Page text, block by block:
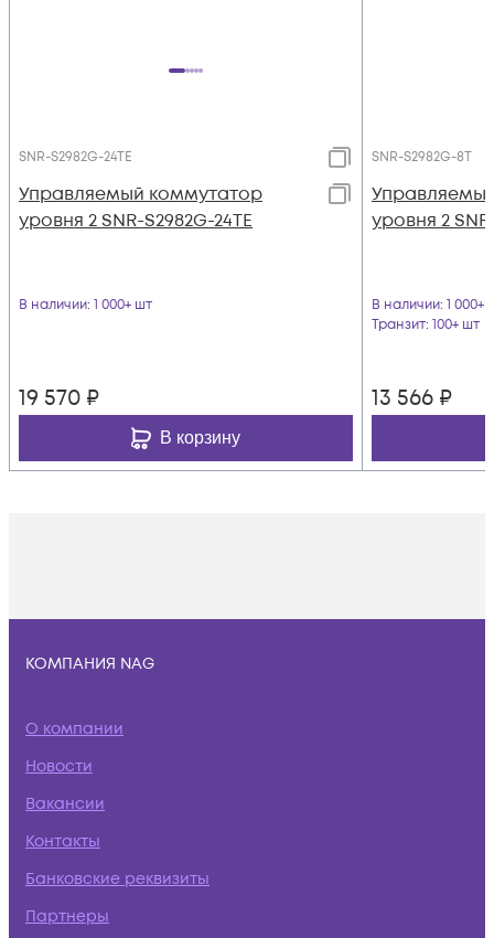
SNR-S2982G-24TE
Управляемый коммутатор
уровня 2 SNR-S2982G-24TE
В наличии: 1 000+ шт
19 570 ₽
В корзину
SNR-S2982G-8T
уровня 2
В наличии: 1 000+
Транзит: 100+ шт
13 566 ₽
КОМПАНИЯ NAG
О компании
Новости
Вакансии
Контакты
Банковские реквизиты
Партнеры